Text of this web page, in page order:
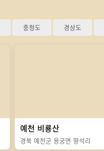
충청도 경상도
예천 비룡산
경북 예천군 용궁면 향석리